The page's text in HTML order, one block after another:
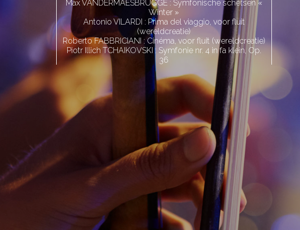
Max VANDERMAESBRUGGE : Symfonische schetsen «
Winter »
Antonio VILARDI : Prima del viaggio, voor fluit
(wereldcreatie)
Roberto FABBRICIANI : Cinéma, voor fluit (wereldcreatie)
Piotr Illich TCHAIKOVSKI : Symfonie nr. 4 in fa klein, Op.
36